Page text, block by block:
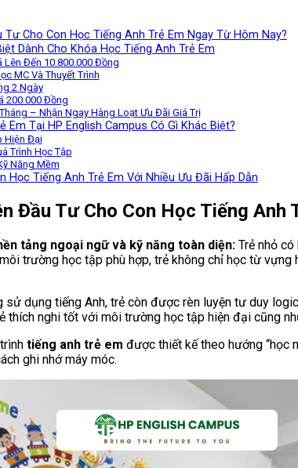
Cho Con Học Tiếng Anh Trẻ Em Ngay Từ Hôm Nay?
Dành Cho Khóa Học Tiếng Anh Trẻ Em
Lên Đến 10.800.000 Đồng
MC Và Thuyết Trình
2 Ngày
200.000 Đồng
– Nhận Ngay Hàng Loạt Ưu Đãi Giá Trị
Em Tại HP English Campus Có Gì Khác Biệt?
Hiện Đại
Trình Học Tập
Năng Mềm
Học Tiếng Anh Trẻ Em Với Nhiều Ưu Đãi Hấp Dẫn
Đầu Tư Cho Con Học Tiếng Anh
tảng ngoại ngữ và kỹ năng toàn diện: Trẻ nhỏ
trường học tập phù hợp, trẻ không chỉ học từ
sử dụng tiếng Anh, trẻ còn được rèn luyện tư duy
thích nghi tốt với môi trường học tập hiện đại cũng
tiếng anh trẻ em được thiết kế theo hướng “học
ghi nhớ máy móc.